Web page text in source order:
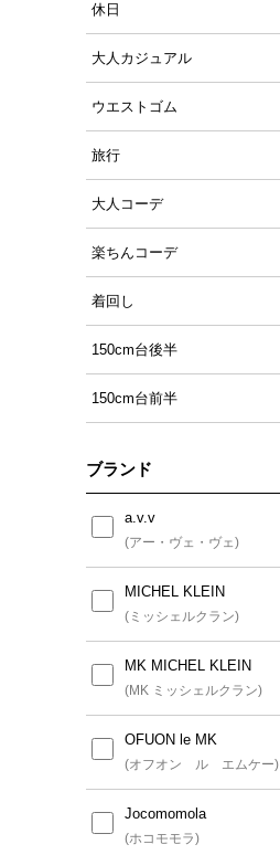
休日
大人カジュアル
ウエストゴム
旅行
大人コーデ
楽ちんコーデ
着回し
150cm台後半
150cm台前半
ブランド
a.v.v
(アー・ヴェ・ヴェ)
MICHEL KLEIN
(ミッシェルクラン)
MK MICHEL KLEIN
(MK ミッシェルクラン)
OFUON le MK
(オフオン ル エムケー)
Jocomomola
(ホコモモラ)